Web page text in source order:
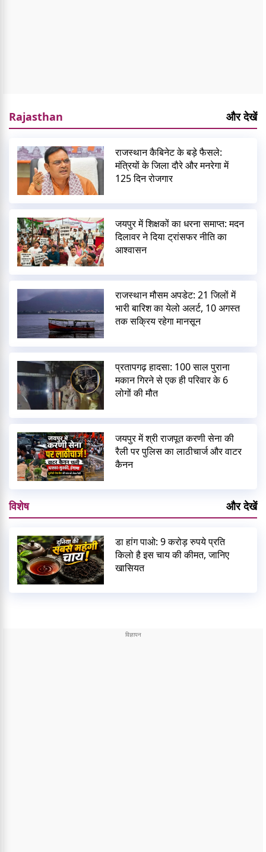
Rajasthan और देखें
राजस्थान कैबिनेट के बड़े फैसले:
मंत्रियों के जिला दौरे और मनरेगा में
125 दिन रोजगार
जयपुर में शिक्षकों का धरना समाप्त: मदन
दिलावर ने दिया ट्रांसफर नीति का
आश्वासन
राजस्थान मौसम अपडेट: 21 जिलों में
भारी बारिश का येलो अलर्ट, 10 अगस्त
तक सक्रिय रहेगा मानसून
प्रतापगढ़ हादसा: 100 साल पुराना
मकान गिरने से एक ही परिवार के 6
लोगों की मौत
जयपुर में श्री राजपूत करणी सेना की
रैली पर पुलिस का लाठीचार्ज और वाटर
कैनन
विशेष और देखें
डा हांग पाओ: 9 करोड़ रुपये प्रति
किलो है इस चाय की कीमत, जानिए
खासियत